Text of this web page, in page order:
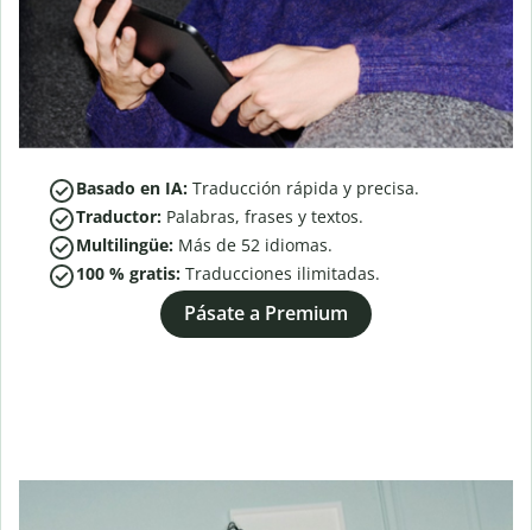
Basado en IA: Traducción rápida y precisa.
Traductor: Palabras, frases y textos.
Multilingüe: Más de 52 idiomas.
100 % gratis: Traducciones ilimitadas.
Pásate a Premium